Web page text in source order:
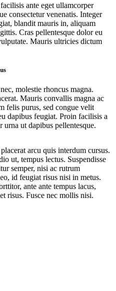
ante eget ullamcorper
consectetur venenatis. Integer
blandit mauris in, aliquam
Cras pellentesque dolor eu
Mauris ultricies dictum
molestie rhoncus magna.
Mauris convallis magna ac
felis purus, sed congue velit
dapibus feugiat. Proin facilisis a
ut dapibus pellentesque.
arcu quis interdum cursus.
ut, tempus lectus. Suspendisse
semper, nisi ac rutrum
id feugiat risus nisi in metus.
ante ante tempus lacus,
risus. Fusce nec mollis nisi.